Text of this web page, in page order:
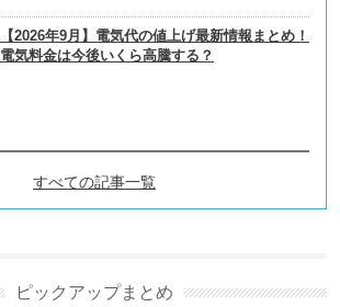
【2026年9月】電気代の値上げ最新情報まとめ！
電気料金は今後いくら高騰する？
すべての記事一覧
ピックアップまとめ